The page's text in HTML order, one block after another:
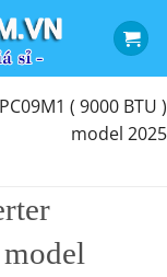
( 9000 BTU )
model 2025